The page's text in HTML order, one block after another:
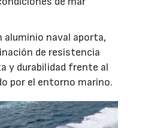
aluminio naval aporta,
de resistencia
y durabilidad frente al
por el entorno marino.